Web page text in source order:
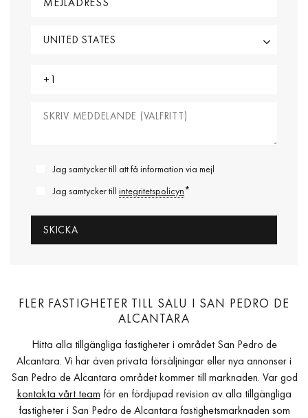
Jag samtycker till att få information via mejl
Jag samtycker till integritetspolicyn*
FLER FASTIGHETER TILL SALU I SAN PEDRO DE
ALCANTARA
Hitta alla tillgängliga fastigheter i området San Pedro de
Alcantara. Vi har även privata försäljningar eller nya annonser i
San Pedro de Alcantara området kommer till marknaden. Var god
kontakta vårt team för en fördjupad revision av alla tillgängliga
fastigheter i San Pedro de Alcantara fastighetsmarknaden som